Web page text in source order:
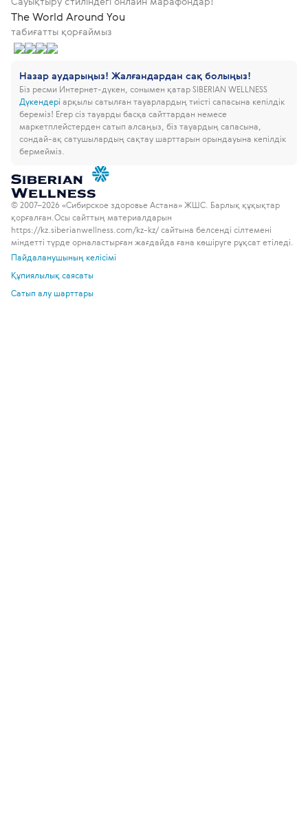
The World Around You
табиғатты қорғаймыз
Назар аударыңыз! Жалғандардан сақ болыңыз!
Біз ресми Интернет-дүкен, сонымен қатар SIBERIAN WELLNESS
Дүкендері арқылы сатылған тауарлардың тиісті сапасына кепілдік
береміз! Егер сіз тауарды басқа сайттардан немесе
маркетплейстерден сатып алсаңыз, біз тауардың сапасына,
сондай-ақ сатушылардың сақтау шарттарын орындауына кепілдік
бермейміз.
© 2007–2026 «Сибирское здоровье Астана» ЖШС. Барлық құқықтар
қорғалған. Осы сайттың материалдарын
https://kz.siberianwellness.com/kz-kz/ сайтына белсенді сілтемені
міндетті түрде орналастырған жағдайда ғана көшіруге рұқсат етіледі.
Пайдаланушының келісімі
Құпиялылық саясаты
Сатып алу шарттары